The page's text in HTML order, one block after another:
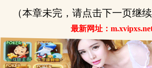
（本章未完，请点击下一页继续
最新网址：